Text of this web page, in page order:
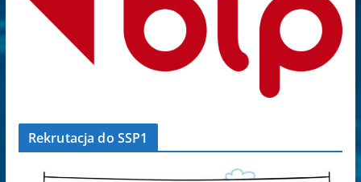
Rekrutacja do SSP1